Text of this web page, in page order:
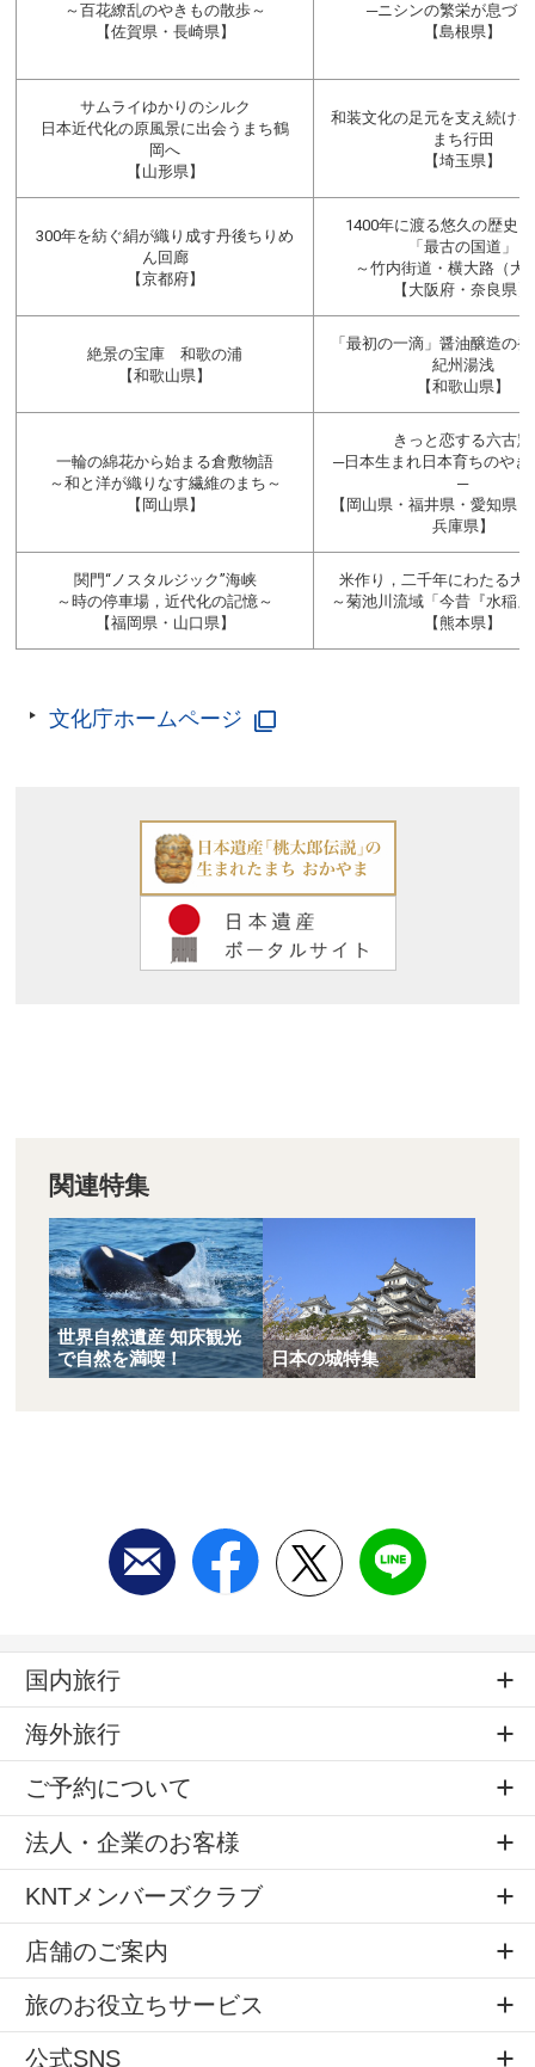
～百花繚乱のやきもの散歩～
【佐賀県・長崎県】
─ニシンの繁栄が息づ
【島根県】
サムライゆかりのシルク
日本近代化の原風景に出会うまち鶴
岡へ
【山形県】
和装文化の足元を支え続け
まち行田
【埼玉県】
300年を紡ぐ絹が織り成す丹後ちりめ
ん回廊
【京都府】
1400年に渡る悠久の歴史
「最古の国道」
～竹内街道・横大路（大
【大阪府・奈良県】
絶景の宝庫 和歌の浦
【和歌山県】
「最初の一滴」醤油醸造
紀州湯浅
【和歌山県】
一輪の綿花から始まる倉敷物語
～和と洋が織りなす繊維のまち～
【岡山県】
きっと恋する六古窯
─日本生まれ日本育ちのやき
─
【岡山県・福井県・愛知県
兵庫県】
関門“ノスタルジック”海峡
～時の停車場，近代化の記憶～
【福岡県・山口県】
米作り，二千年にわたる大
～菊池川流域「今昔『水稲
【熊本県】
文化庁ホームページ
関連特集
世界自然遺産 知床観光
で自然を満喫！
日本の城特集
国内旅行
海外旅行
ご予約について
法人・企業のお客様
KNTメンバーズクラブ
店舗のご案内
旅のお役立ちサービス
公式SNS